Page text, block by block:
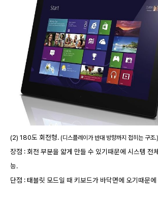
(2) 180도 회전형. (디스플레이가 반대 방향까지 접히는 구조.)
장점 : 회전 부분을 얇게 만들 수 있기때문에 시스템 전
능.
단점 : 태블릿 모드일 때 키보드가 바닥면에 오기때문